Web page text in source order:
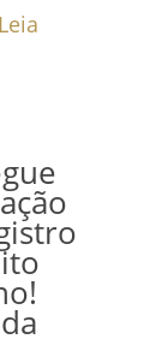
Leia